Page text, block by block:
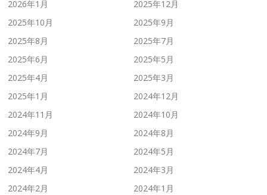
2026年1月
2025年12月
2025年10月
2025年9月
2025年8月
2025年7月
2025年6月
2025年5月
2025年4月
2025年3月
2025年1月
2024年12月
2024年11月
2024年10月
2024年9月
2024年8月
2024年7月
2024年5月
2024年4月
2024年3月
2024年2月
2024年1月